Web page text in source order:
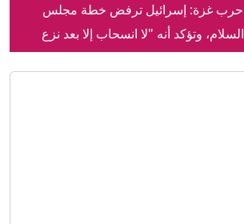
حرب غزة: إسرائيل ترفض خطة مجلس
السلام، وتؤكد أنه "لا انسحاب إلا بعد نزع
سلاح حماس بالكامل"
إعلام إيراني: نشر صور للمرشد الأعلى